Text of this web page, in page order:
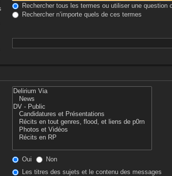
Rechercher tous les termes ou utiliser une question
Rechercher n’importe quels de ces termes
Oui
Non
Les titres des sujets et le contenu des messages